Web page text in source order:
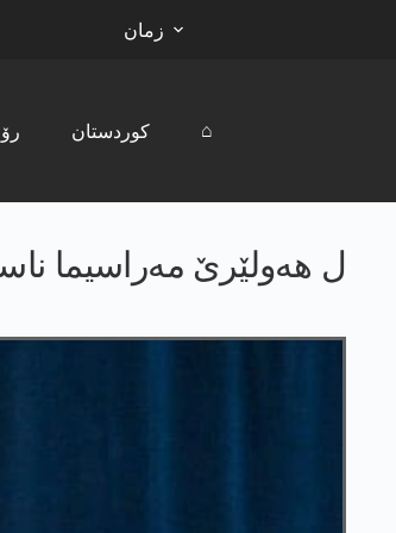
زمان
کوردستان ⌂
ل ھەولێرێ مەراسیما